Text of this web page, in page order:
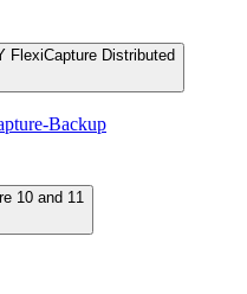
FlexiCapture Distributed
Backup
10 and 11